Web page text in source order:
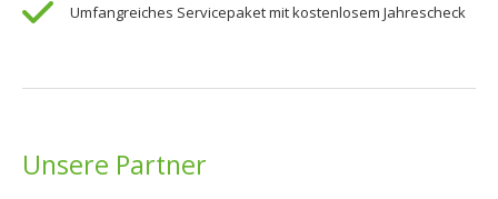
Umfangreiches Servicepaket mit kostenlosem Jahrescheck
Unsere Partner